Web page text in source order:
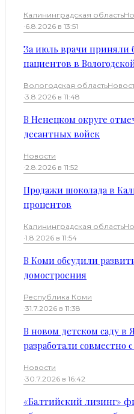
Калининградская область
·6.8.2026 в 13:51
За июль врачи приняли
пациентов в
Вологодская область
·3.8.2026 в 11:48
В Ненецком округе
десантных войск
Новости
·2.8.2026 в 11:52
Продажи шоколада в
процентов
Калининградская область
·1.8.2026 в 11:54
В Коми обсудили
домостроения
Республика Коми
·31.7.2026 в 11:38
В новом детском саду в
разработали совместно
Новости
·30.7.2026 в 16:42
«Балтийский лизинг»